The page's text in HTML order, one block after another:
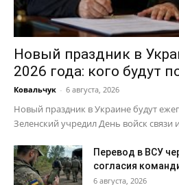
Новый праздник в
2026 года: кого будут
Ковальчук - 6 августа, 2026
Новый праздник в Украине будут
Зеленский учредил День войск связи
Перевод в ВСУ
согласия
6 августа, 2026